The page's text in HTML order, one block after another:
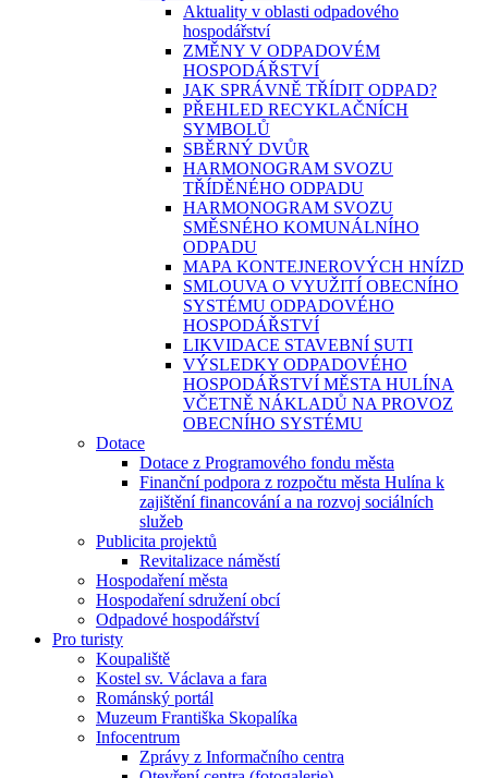
Aktuality v oblasti odpadového
hospodářství
ZMĚNY V ODPADOVÉM
HOSPODÁŘSTVÍ
JAK SPRÁVNĚ TŘÍDIT ODPAD?
PŘEHLED RECYKLAČNÍCH
SYMBOLŮ
SBĚRNÝ DVŮR
HARMONOGRAM SVOZU
TŘÍDĚNÉHO ODPADU
HARMONOGRAM SVOZU
SMĚSNÉHO KOMUNÁLNÍHO
ODPADU
MAPA KONTEJNEROVÝCH HNÍZD
SMLOUVA O VYUŽITÍ OBECNÍHO
SYSTÉMU ODPADOVÉHO
HOSPODÁŘSTVÍ
LIKVIDACE STAVEBNÍ SUTI
VÝSLEDKY ODPADOVÉHO
HOSPODÁŘSTVÍ MĚSTA HULÍNA
VČETNĚ NÁKLADŮ NA PROVOZ
OBECNÍHO SYSTÉMU
Dotace
Dotace z Programového fondu města
Finanční podpora z rozpočtu města Hulína k
zajištění financování a na rozvoj sociálních
služeb
Publicita projektů
Revitalizace náměstí
Hospodaření města
Hospodaření sdružení obcí
Odpadové hospodářství
Pro turisty
Koupaliště
Kostel sv. Václava a fara
Románský portál
Muzeum Františka Skopalíka
Infocentrum
Zprávy z Informačního centra